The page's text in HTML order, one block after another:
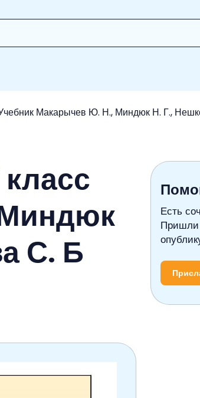
Макарычев Ю. Н., Миндюк Н. Г.,
С. Б
Есть
Пришли